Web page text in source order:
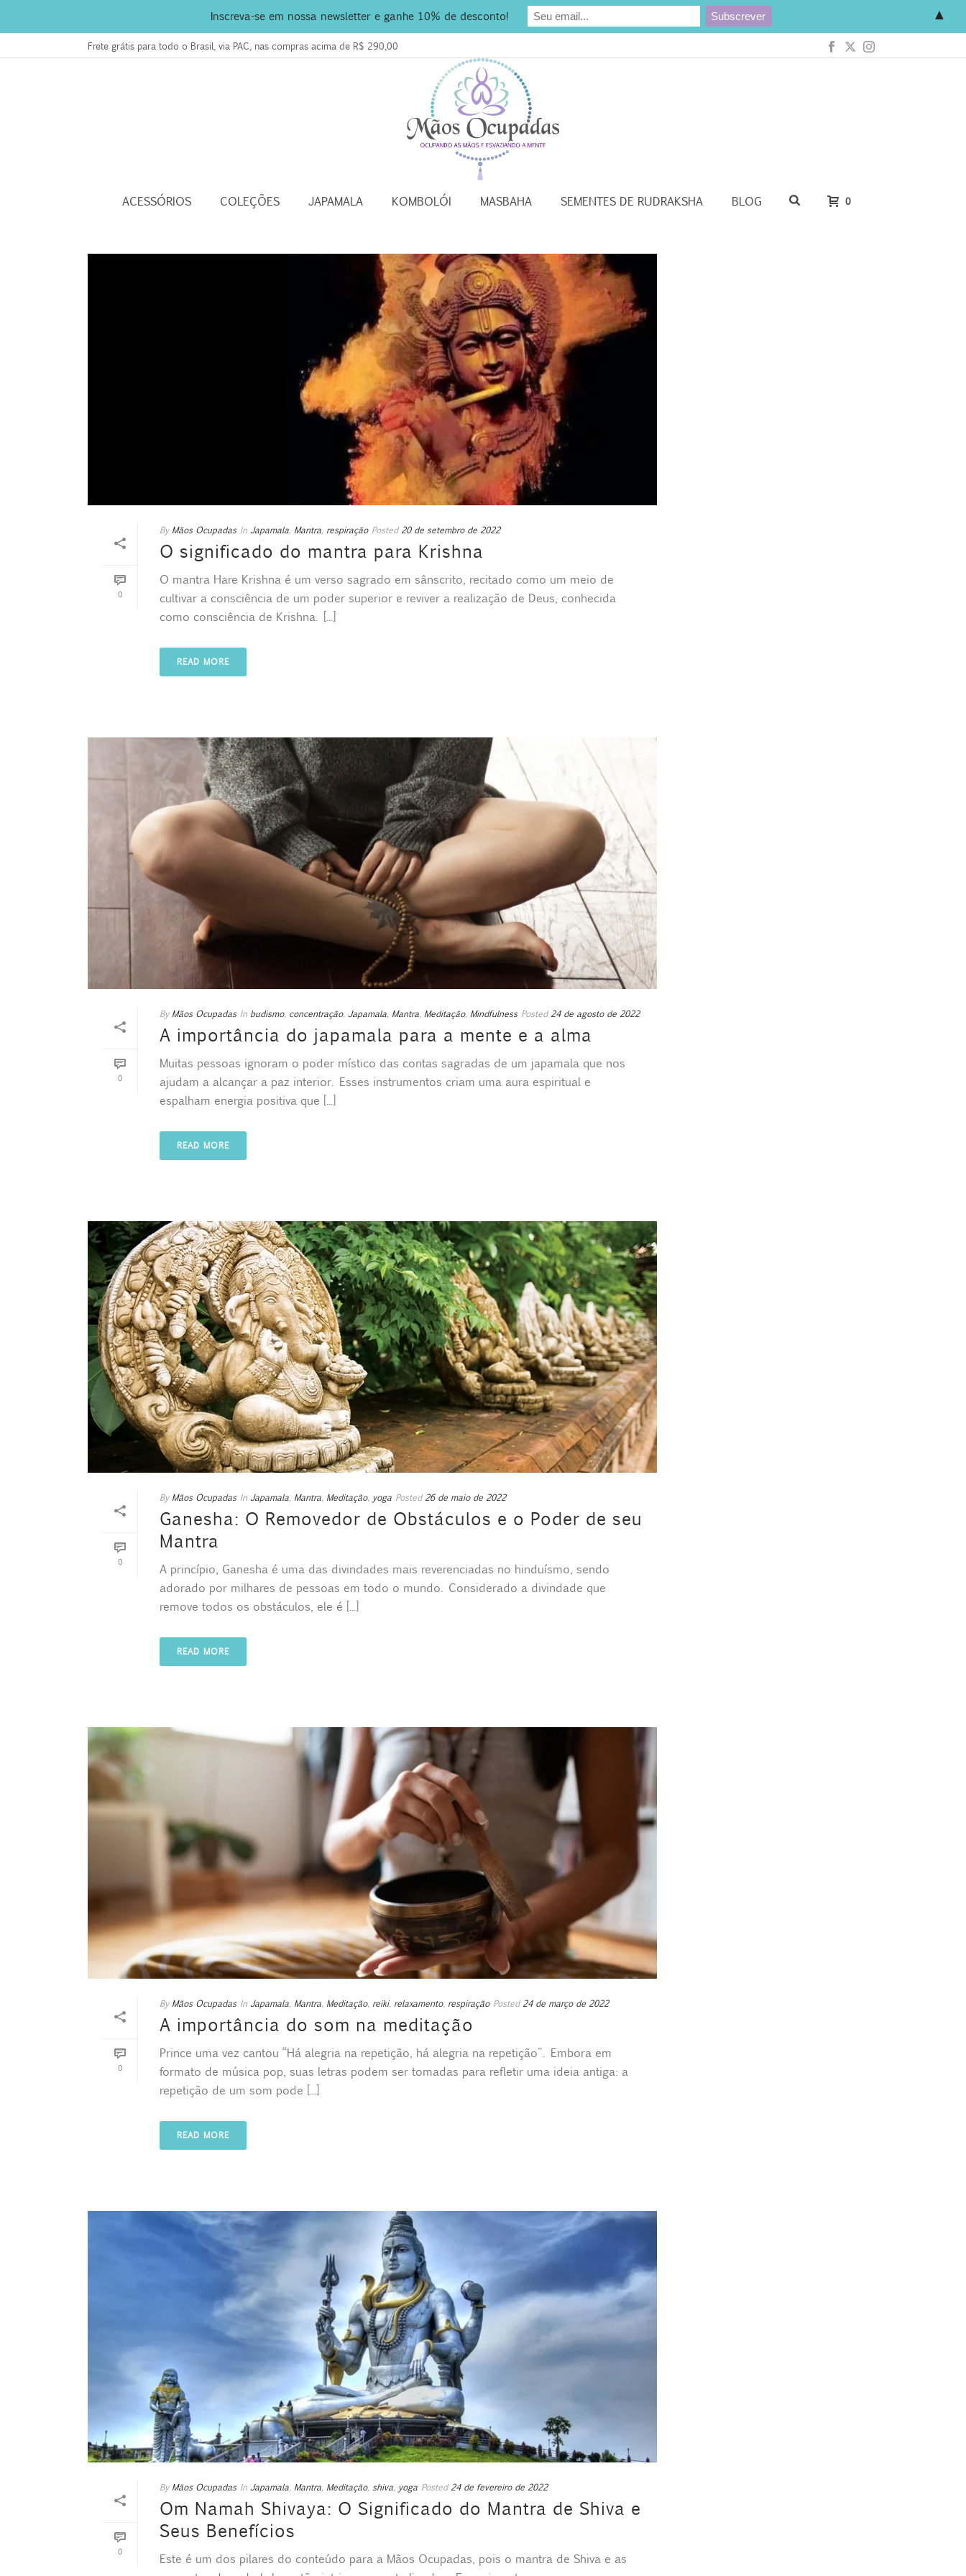
Frete grátis para todo o Brasil, via PAC, nas compras acima de R$ 290,00
ACESSÓRIOS COLEÇÕES JAPAMALA KOMBOLÓI MASBAHA SEMENTES DE RUDRAKSHA BLOG 0
0
By Mãos Ocupadas In Japamala, Mantra, respiração Posted 20 de setembro de 2022
O significado do mantra para Krishna
O mantra Hare Krishna é um verso sagrado em sânscrito, recitado como um meio de
cultivar a consciência de um poder superior e reviver a realização de Deus, conhecida
como consciência de Krishna. [...]
READ MORE
0
By Mãos Ocupadas In budismo, concentração, Japamala, Mantra, Meditação, Mindfulness Posted 24 de agosto de 2022
A importância do japamala para a mente e a alma
Muitas pessoas ignoram o poder místico das contas sagradas de um japamala que nos
ajudam a alcançar a paz interior. Esses instrumentos criam uma aura espiritual e
espalham energia positiva que [...]
READ MORE
0
By Mãos Ocupadas In Japamala, Mantra, Meditação, yoga Posted 26 de maio de 2022
Ganesha: O Removedor de Obstáculos e o Poder de seu
Mantra
A princípio, Ganesha é uma das divindades mais reverenciadas no hinduísmo, sendo
adorado por milhares de pessoas em todo o mundo. Considerado a divindade que
remove todos os obstáculos, ele é [...]
READ MORE
0
By Mãos Ocupadas In Japamala, Mantra, Meditação, reiki, relaxamento, respiração Posted 24 de março de 2022
A importância do som na meditação
Prince uma vez cantou “Há alegria na repetição, há alegria na repetição”. Embora em
formato de música pop, suas letras podem ser tomadas para refletir uma ideia antiga: a
repetição de um som pode [...]
READ MORE
0
By Mãos Ocupadas In Japamala, Mantra, Meditação, shiva, yoga Posted 24 de fevereiro de 2022
Om Namah Shivaya: O Significado do Mantra de Shiva e
Seus Benefícios
Este é um dos pilares do conteúdo para a Mãos Ocupadas, pois o mantra de Shiva e as
Inscreva-se em nossa newsletter e ganhe 10% de desconto! ▲